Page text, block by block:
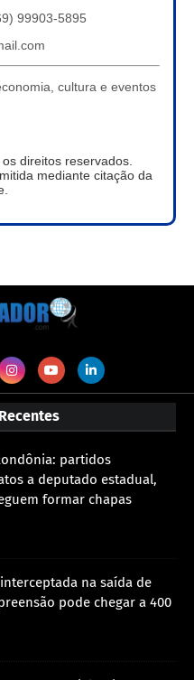
99903-5895
cultura e eventos
direitos reservados.
mediante citação da
partidos
a deputado estadual,
formar chapas
na saída de
pode chegar a 400